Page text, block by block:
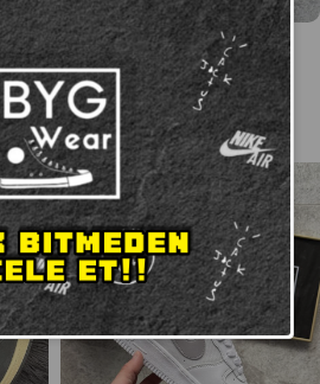
Nike Shox TL Black
₺7.399,00 2.799,00
-29%
YENI